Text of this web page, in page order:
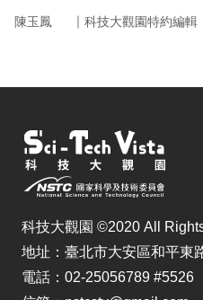
陳玉鳳 ｜ 科技大觀園特約編輯
科技大觀園 ©2020 All
地址：臺北市大安區和平東
電話：02-25056789 #5526